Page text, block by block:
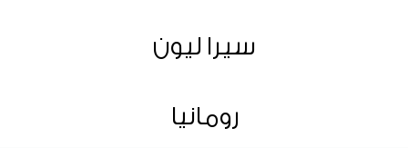
سيرا ليون
رومانيا